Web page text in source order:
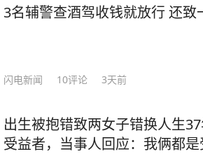
3名辅警查酒驾收钱就放行 还致
闪电新闻 10评论 3天前
出生被抱错致两女子错换人生
受益者，当事人回应：我俩都